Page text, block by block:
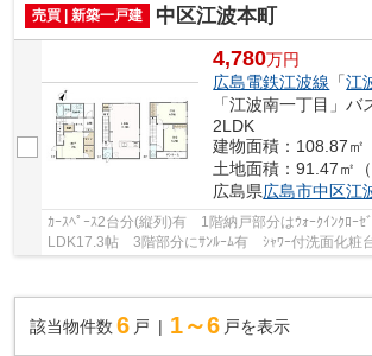
売買 | 新築一戸建 中区江波本町
4,780万円
広島電鉄江波線 「江
2LDK
建物面積：108.87㎡
土地面積：91.47㎡（
広島県広島市中区江
ｶｰｽﾍﾟｰｽ2台分(縦列)有 1階納戸部分はｳｫｰｸｲﾝｸﾛｰｾ
LDK17.3帖 3階部分にｻﾝﾙｰﾑ有 ｼｬﾜｰ付洗面化粧
燥 TVﾓﾆﾀｰ付ｲﾝﾀｰﾎﾝ 24時間換気ｼｽﾃﾑ 江波小学
該当物件数 6 戸 1～6 戸を表示